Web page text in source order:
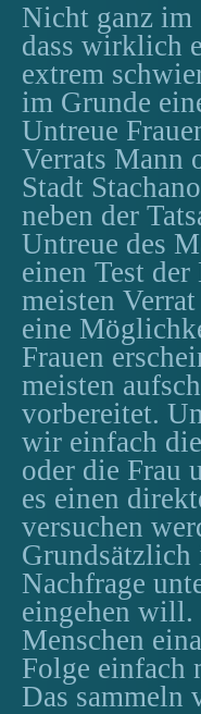
Nicht ganz im
dass wirklich
extrem
im Grunde
Untreue
Verrats Mann
Stadt
neben der
Untreue des
einen Test
meisten
eine
Frauen
meisten
vorbereitet.
wir einfach
oder die Frau
es einen
versuchen
Nachfrage
eingehen will.
Menschen
Folge einfach
Das sammeln